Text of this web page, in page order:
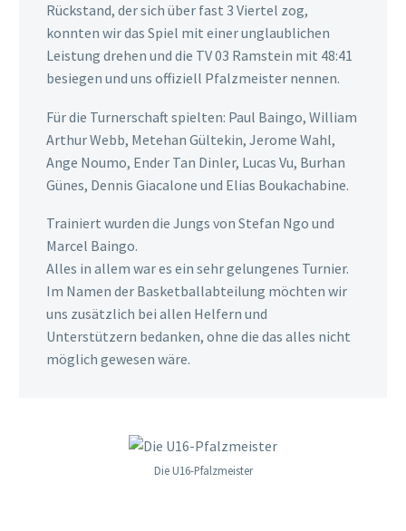
Rückstand, der sich über fast 3 Viertel zog,
konnten wir das Spiel mit einer unglaublichen
Leistung drehen und die TV 03 Ramstein mit 48:41
besiegen und uns offiziell Pfalzmeister nennen.
Für die Turnerschaft spielten: Paul Baingo, William
Arthur Webb, Metehan Gültekin, Jerome Wahl,
Ange Noumo, Ender Tan Dinler, Lucas Vu, Burhan
Günes, Dennis Giacalone und Elias Boukachabine.
Trainiert wurden die Jungs von Stefan Ngo und
Marcel Baingo.
Alles in allem war es ein sehr gelungenes Turnier.
Im Namen der Basketballabteilung möchten wir
uns zusätzlich bei allen Helfern und
Unterstützern bedanken, ohne die das alles nicht
möglich gewesen wäre.
Die U16-Pfalzmeister